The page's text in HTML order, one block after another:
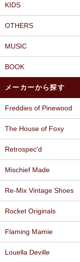
KIDS
OTHERS
MUSIC
BOOK
メーカーから探す
Freddies of Pinewood
The House of Foxy
Retrospec'd
Mischief Made
Re-Mix Vintage Shoes
Rocket Originals
Flaming Mamie
Louella Deville